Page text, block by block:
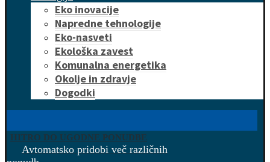
Eko inovacije
Napredne tehnologije
Eko-nasveti
Ekološka zavest
Komunalna energetika
Okolje in zdravje
Dogodki
HITRO DO UGODNE PONUDBE
Avtomatsko pridobi več različnih